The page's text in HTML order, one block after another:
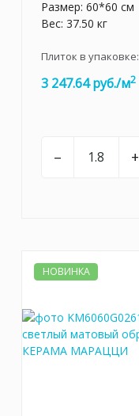
Размер: 60*60 см
Вес: 37.50 кг
Плиток в упаковке:
3 247.64 руб./м2
– +
НОВИНКА